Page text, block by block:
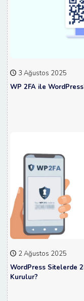
3 Ağustos 2025
WP 2FA ile
2 Ağustos 2025
WordPress Sitelerde
Kurulur?